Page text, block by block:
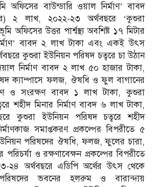
অফিসের বাউন্ডারি ওয়াল নির্মাণ’ বাবদ
২ লাখ, ২০২২-২৩ অর্থবছরে ‘কুশুরা
অফিসের উত্তর পার্শ্বস্থ্য অবশিষ্ট ১৭ মিটার
বাবদ ২ লাখ টাকা এবং একই উৎস
কুশুরা ইউনিয়ন পরিষদ চত্বরে চা উঠান
নির্মাণ বাবদ ২ লাখ ৫০ হাজার টাকা,
ক্যাম্পাসে ফলজ, ঔষধি ও ফুল বাগানের
ও সংরক্ষণ বাবদ ১ লাখ টাকা, কুশুরা
শহীদ মিনার নির্মাণ বাবদ ৬ লাখ টাকা,
কুশুরা ইউনিয়ন পরিষদ চত্বরে শহীদ
সমাপ্তকরণ প্রকল্পের বিপরীতে ৫
পরিষদের ঔষধি, ফলজ, ফুলের চারা,
ও রক্ষণাবেক্ষন প্রকল্পের বিপরীতে
২৪ অর্থবছরে এডিপি অর্থের উৎস থেকে
ভবনের হলরুম ও বারান্দায়